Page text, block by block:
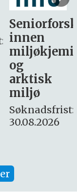
søker
– fast
Søknadsfrist:
16. august.